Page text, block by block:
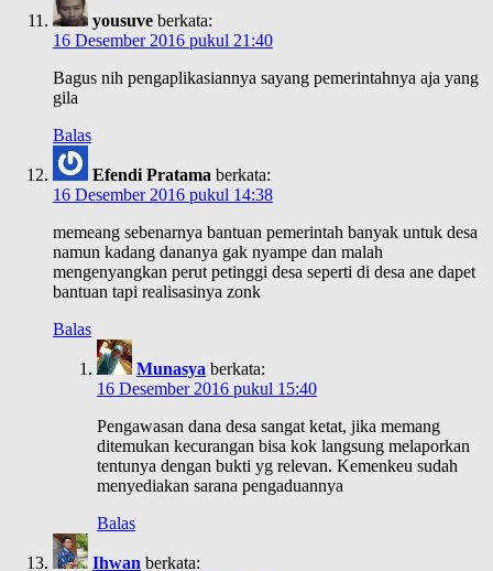
yousuve berkata:
16 Desember 2016 pukul 21:40
Bagus nih pengaplikasiannya sayang pemerintahnya aja yang
gila
Balas
Efendi Pratama berkata:
16 Desember 2016 pukul 14:38
memeang sebenarnya bantuan pemerintah banyak untuk desa
namun kadang dananya gak nyampe dan malah
mengenyangkan perut petinggi desa seperti di desa ane dapet
bantuan tapi realisasinya zonk
Balas
Munasya berkata:
16 Desember 2016 pukul 15:40
Pengawasan dana desa sangat ketat, jika memang
ditemukan kecurangan bisa kok langsung melaporkan
tentunya dengan bukti yg relevan. Kemenkeu sudah
menyediakan sarana pengaduannya
Balas
Ihwan berkata: